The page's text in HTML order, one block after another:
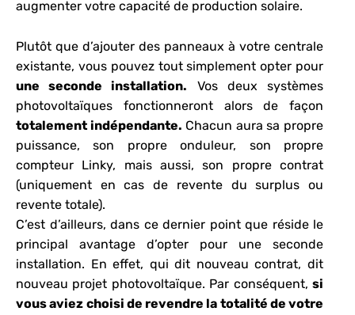
augmenter votre capacité de production solaire.
Plutôt que d’ajouter des panneaux à votre centrale
existante, vous pouvez tout simplement opter pour
une seconde installation. Vos deux systèmes
photovoltaïques fonctionneront alors de façon
totalement indépendante. Chacun aura sa propre
puissance, son propre onduleur, son propre
compteur Linky, mais aussi, son propre contrat
(uniquement en cas de revente du surplus ou
revente totale).
C’est d’ailleurs, dans ce dernier point que réside le
principal avantage d’opter pour une seconde
installation. En effet, qui dit nouveau contrat, dit
nouveau projet photovoltaïque. Par conséquent, si
vous aviez choisi de revendre la totalité de votre